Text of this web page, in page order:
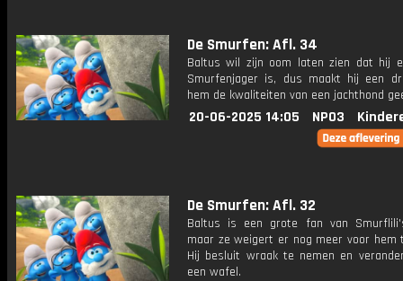
De Smurfen: Afl. 34
Baltus wil zijn oom laten zien dat hij
Smurfenjager is, dus maakt hij een
hem de kwaliteiten van een jachthond
20-06-2025 14:05 NPO3
De Smurfen: Afl. 32
Baltus is een grote fan van
maar ze weigert er nog meer voor hem
Hij besluit wraak te nemen en
een wafel.